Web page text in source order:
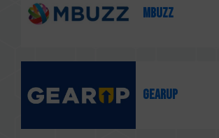
Mbuzz
Gearup